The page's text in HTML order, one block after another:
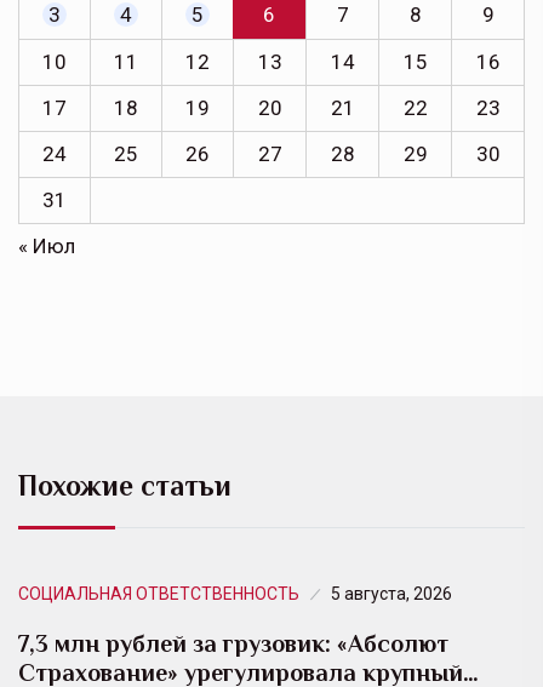
3
4 5 6 7 8
9
10
11 12 13 14 15
16
17
18 19 20 21 22
23
24
25 26 27 28 29
30
31
« Июл
Похожие статьи
СОЦИАЛЬНАЯ ОТВЕТСТВЕННОСТЬ 5 августа, 2026
7,3 млн рублей за грузовик: «Абсолют
Страхование» урегулировала крупный…